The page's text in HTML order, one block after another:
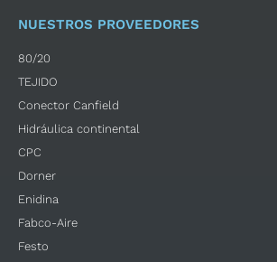
NUESTROS PROVEEDORES
80/20
TEJIDO
Conector Canfield
Hidráulica continental
CPC
Dorner
Enidina
Fabco-Aire
Festo